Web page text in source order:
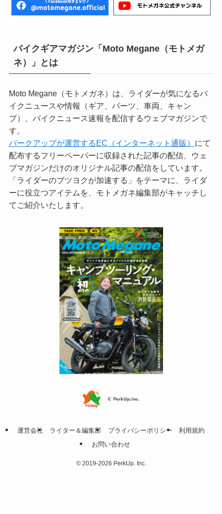
バイクギアマガジン「Moto Megane（モトメガ
ネ）」とは
Moto Megane（モトメガネ）は、ライダーが気になるバ
イクニュースや情報（ギア、パーツ、車両、キャン
プ）、バイクニュース速報を配信するウェブマガジンで
す。
パークアップが運営するEC（インターネット通販） にて
配布するフリーペーパーに収録された記事の配信、ウェ
ブマガジンだけのオリジナル記事の配信をしています。
「ライダーのブツヨクが加速する」をテーマに、ライダ
ーに役立つアイテムを、モトメガネ編集部がキャッチし
てご紹介いたします。
運営会社 ライター＆編集部 プライバシーポリシー
利用規約
お問い合わせ
©2019-2026 PerkUp. Inc.